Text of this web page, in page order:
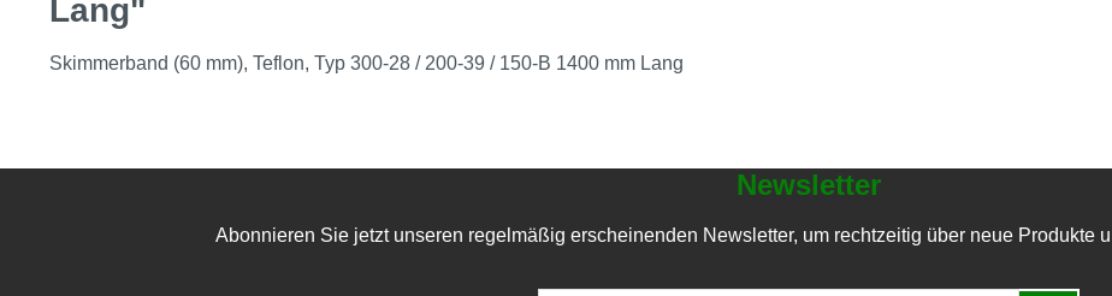
Lang"
Skimmerband (60 mm), Teflon, Typ 300-28 / 200-39 / 150-B 1400 mm Lang
Newsletter
Abonnieren Sie jetzt unseren regelmäßig erscheinenden Newsletter, um rechtzeitig über neue Produkte